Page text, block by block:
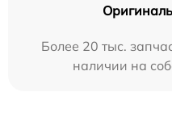
Более 20 тыс.
наличии на